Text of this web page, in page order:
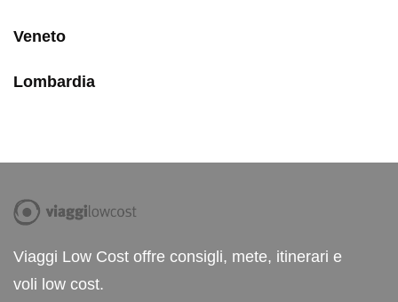
Veneto
Lombardia
Viaggi Low Cost offre consigli, mete, itinerari e
voli low cost.